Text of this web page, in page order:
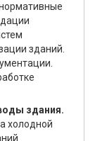
зданий.
здания.
холодной